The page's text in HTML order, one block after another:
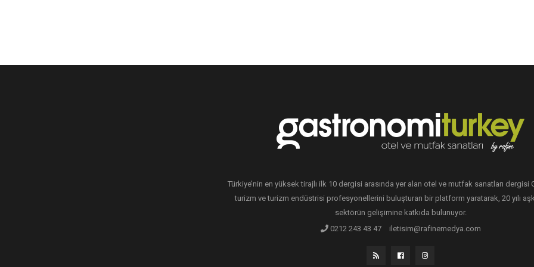
Türkiye’nin en yüksek tirajlı ilk 10 dergisi arasında yer alan otel ve mutfak sanatları dergisi
turizm ve turizm endüstrisi profesyonellerini buluşturan bir platform yaratarak, 20 yılı
sektörün gelişimine katkıda bulunuyor.
0212 243 43 47
iletisim@rafinemedya.com